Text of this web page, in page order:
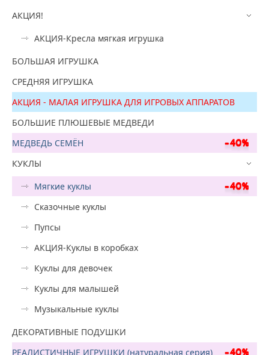
АКЦИЯ!
АКЦИЯ-Кресла мягкая игрушка
БОЛЬШАЯ ИГРУШКА
СРЕДНЯЯ ИГРУШКА
АКЦИЯ - МАЛАЯ ИГРУШКА ДЛЯ ИГРОВЫХ АППАРАТОВ
БОЛЬШИЕ ПЛЮШЕВЫЕ МЕДВЕДИ
МЕДВЕДЬ СЕМЁН
КУКЛЫ
Мягкие куклы
Сказочные куклы
Пупсы
АКЦИЯ-Куклы в коробках
Куклы для девочек
Куклы для малышей
Музыкальные куклы
ДЕКОРАТИВНЫЕ ПОДУШКИ
РЕАЛИСТИЧНЫЕ ИГРУШКИ (натуральная серия)